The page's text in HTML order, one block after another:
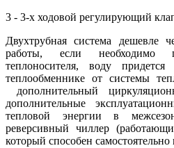
3 - 3-х ходовой регулирующий
Двухтрубная система дешевле
работы, если необходимо
теплоносителя, воду
теплообменнике от системы
дополнительный
дополнительные
тепловой энергии в
реверсивный чиллер
который способен самостоятельно